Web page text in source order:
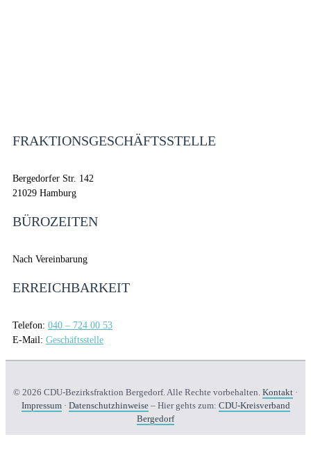
FRAKTIONSGESCHÄFTSSTELLE
Bergedorfer Str. 142
21029 Hamburg
BÜROZEITEN
Nach Vereinbarung
ERREICHBARKEIT
Telefon: 040 – 724 00 53
E-Mail: Geschäftsstelle
© 2026 CDU-Bezirksfraktion Bergedorf. Alle Rechte vorbehalten. Kontakt ·
Impressum· Datenschutzhinweise– Hier gehts zum: CDU-Kreisverband
Bergedorf